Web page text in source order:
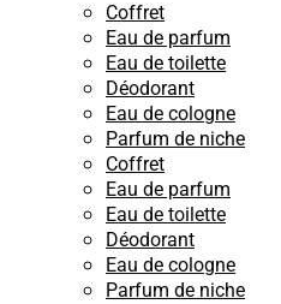
Coffret
Eau de parfum
Eau de toilette
Déodorant
Eau de cologne
Parfum de niche
Coffret
Eau de parfum
Eau de toilette
Déodorant
Eau de cologne
Parfum de niche